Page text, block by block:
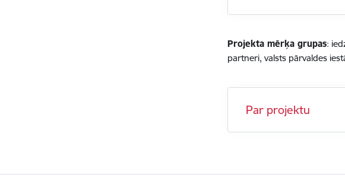
Projekta mērķa grupas:
partneri, valsts pārvaldes
Par projektu